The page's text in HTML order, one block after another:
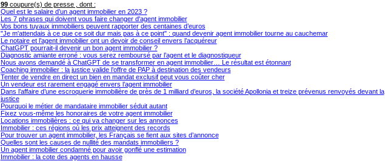
99coupure(s) de presse , dont :
Quel est le salaire d’un agent immobilier en 2023 ?
Les 7 phrases qui doivent vous faire changer d'agent immobilier
Vos bons tuyaux immobiliers peuvent rapporter des centaines d’euros
"Je m'attendais à ce que ce soit dur mais pas à ce point" : quand devenir agent immobilier tourne au cauchemar
Le notaire et l’agent immobilier ont un devoir de conseil envers l’acquéreur
ChatGPT pourrait-il devenir un bon agent immobilier ?
Diagnostic amiante erroné : vous serez remboursé par l’agent et le diagnostiqueur
Nous avons demandé à ChatGPT de se transformer en agent immobilier… Le résultat est étonnant
Coaching immobilier : la justice valide l’offre de PAP à destination des vendeurs
Tenter de vendre en direct un bien en mandat exclusif peut vous coûter cher
Un vendeur est rarement engagé envers l’agent immobilier
Dans l’affaire d’une escroquerie immobilière de près de 1 milliard d’euros, la société Apollonia et treize prévenus renvoyés devant la
justice
Pourquoi le métier de mandataire immobilier séduit autant
Fixez vous-même les honoraires de votre agent immobilier
Locations immobilières : ce qui va changer sur les annonces
Immobilier : ces régions où les prix atteignent des records
Pour trouver un agent immobilier, les Français se fient aux sites d’annonce
Quelles sont les causes de nullité des mandats immobiliers ?
Un agent immobilier condamné pour avoir gonflé une estimation
Immobilier : la cote des agents en hausse